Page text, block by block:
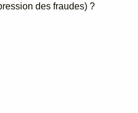
des fraudes) ?